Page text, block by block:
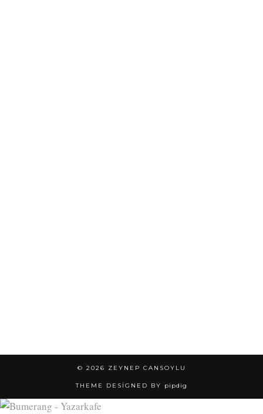
© 2026 ZEYNEP CANSOYLU
THEME DESIGNED BY pipdig